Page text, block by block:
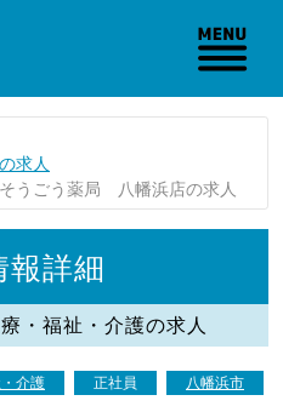
求人
うごう薬局 八幡浜店の求人
詳細
・福祉・介護の求人
介護 正社員 八幡浜市